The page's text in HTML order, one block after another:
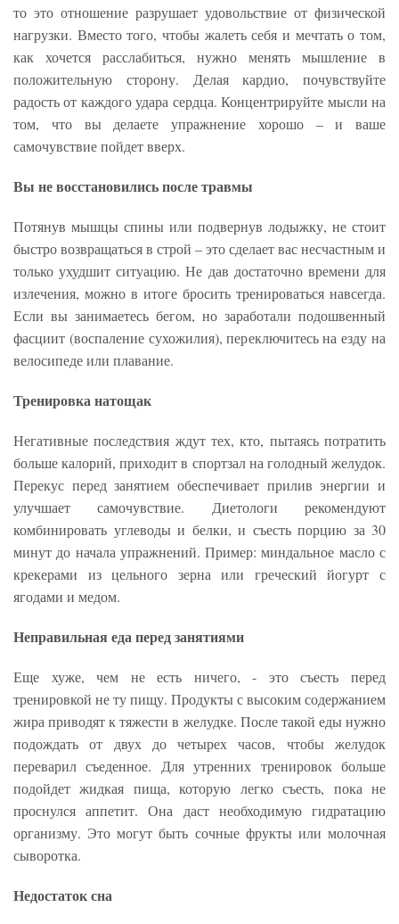
то это отношение разрушает удовольствие от физической
нагрузки. Вместо того, чтобы жалеть себя и мечтать о том,
как хочется расслабиться, нужно менять мышление в
положительную сторону. Делая кардио, почувствуйте
радость от каждого удара сердца. Концентрируйте мысли на
том, что вы делаете упражнение хорошо – и ваше
самочувствие пойдет вверх.
Вы не восстановились после травмы
Потянув мышцы спины или подвернув лодыжку, не стоит
быстро возвращаться в строй – это сделает вас несчастным и
только ухудшит ситуацию. Не дав достаточно времени для
излечения, можно в итоге бросить тренироваться навсегда.
Если вы занимаетесь бегом, но заработали подошвенный
фасциит (воспаление сухожилия), переключитесь на езду на
велосипеде или плавание.
Тренировка натощак
Негативные последствия ждут тех, кто, пытаясь потратить
больше калорий, приходит в спортзал на голодный желудок.
Перекус перед занятием обеспечивает прилив энергии и
улучшает самочувствие. Диетологи рекомендуют
комбинировать углеводы и белки, и съесть порцию за 30
минут до начала упражнений. Пример: миндальное масло с
крекерами из цельного зерна или греческий йогурт с
ягодами и медом.
Неправильная еда перед занятиями
Еще хуже, чем не есть ничего, - это съесть перед
тренировкой не ту пищу. Продукты с высоким содержанием
жира приводят к тяжести в желудке. После такой еды нужно
подождать от двух до четырех часов, чтобы желудок
переварил съеденное. Для утренних тренировок больше
подойдет жидкая пища, которую легко съесть, пока не
проснулся аппетит. Она даст необходимую гидратацию
организму. Это могут быть сочные фрукты или молочная
сыворотка.
Недостаток сна